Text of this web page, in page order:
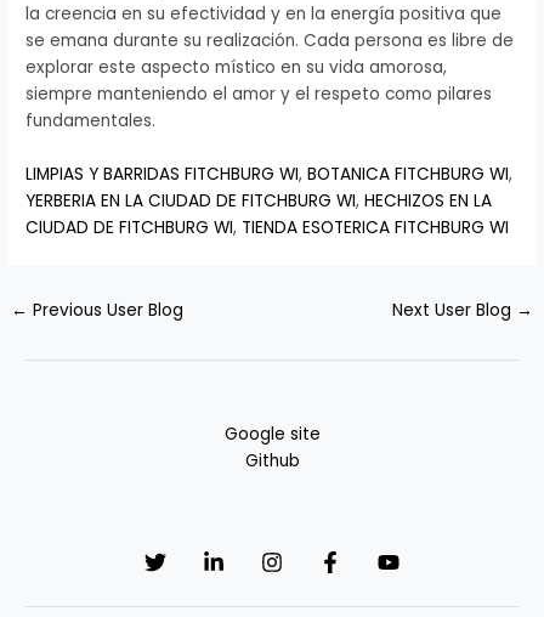
la creencia en su efectividad y en la energía positiva que
se emana durante su realización. Cada persona es libre de
explorar este aspecto místico en su vida amorosa,
siempre manteniendo el amor y el respeto como pilares
fundamentales.
LIMPIAS Y BARRIDAS FITCHBURG WI,BOTANICA FITCHBURG WI,
YERBERIA EN LA CIUDAD DE FITCHBURG WI,HECHIZOS EN LA
CIUDAD DE FITCHBURG WI, TIENDA ESOTERICA FITCHBURG WI
← Previous User Blog Next User Blog →
Google site
Github